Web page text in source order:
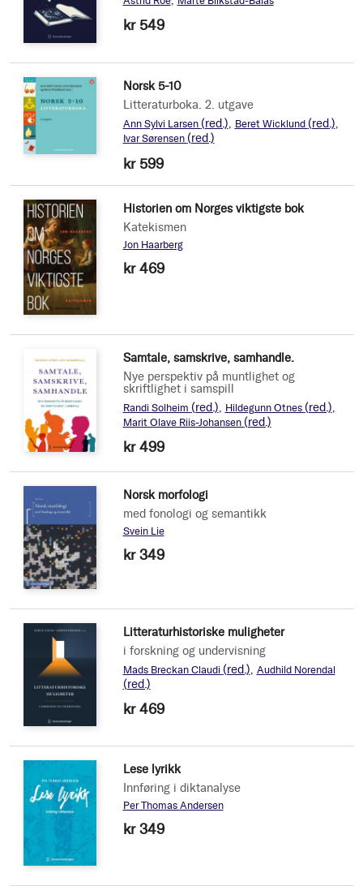
kr 549
Norsk 5-10
Litteraturboka. 2. utgave
Ann Sylvi Larsen (red.) Beret Wicklund (red.)
Ivar Sørensen (red.)
kr 599
Historien om Norges viktigste bok
Katekismen
Jon Haarberg
kr 469
Samtale, samskrive, samhandle.
Nye perspektiv på muntlighet og
skriftlighet i samspill
Randi Solheim (red.) Hildegunn Otnes (red.)
Marit Olave Riis-Johansen (red.)
kr 499
Norsk morfologi
med fonologi og semantikk
Svein Lie
kr 349
Litteraturhistoriske muligheter
i forskning og undervisning
Mads Breckan Claudi (red.) Audhild Norendal
(red.)
kr 469
Lese lyrikk
Innføring i diktanalyse
Per Thomas Andersen
kr 349